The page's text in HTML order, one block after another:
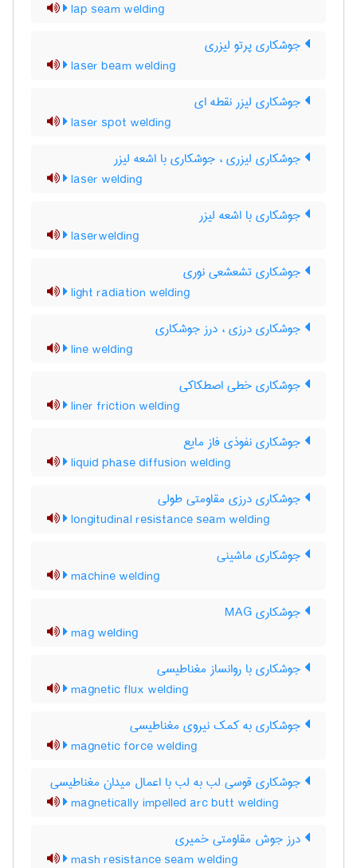
lap seam welding
جوشکاری پرتو لیزری
laser beam welding
جوشکاری لیزر نقطه ای
laser spot welding
جوشکاری لیزری ، جوشکاری با اشعه لیزر
laser welding
جوشکاری با اشعه لیزر
laserwelding
جوشکاری تشعشعی نوری
light radiation welding
جوشکاری درزی ، درز جوشکاری
line welding
جوشکاری خطی اصطکاکی
liner friction welding
جوشکاری نفوذی فاز مایع
liquid phase diffusion welding
جوشکاری درزی مقاومتی طولی
longitudinal resistance seam welding
جوشکاری ماشینی
machine welding
جوشکاری MAG
mag welding
جوشکاری با روانساز مغناطیسی
magnetic flux welding
جوشکاری به کمک نیروی مغناطیسی
magnetic force welding
جوشکاری قوسی لب به لب با اعمال میدان مغناطیسی
magnetically impelled arc butt welding
درز جوش مقاومتی خمیری
mash resistance seam welding